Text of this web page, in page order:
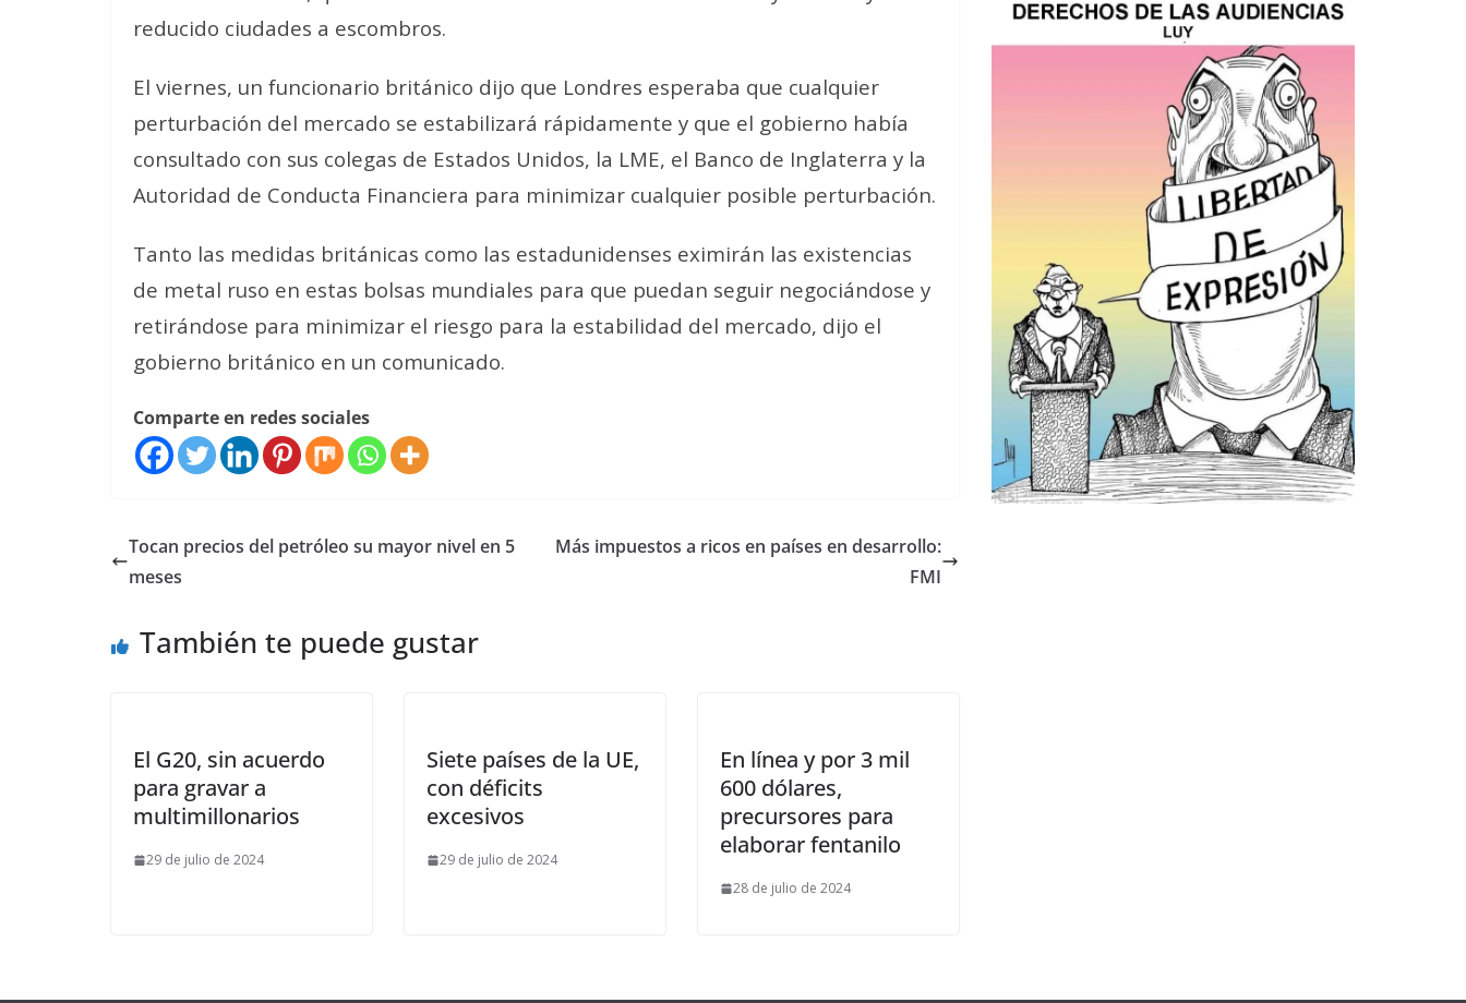
reducido ciudades a escombros.
El viernes, un funcionario británico dijo que Londres esperaba que cualquier
perturbación del mercado se estabilizará rápidamente y que el gobierno había
consultado con sus colegas de Estados Unidos, la LME, el Banco de Inglaterra y la
Autoridad de Conducta Financiera para minimizar cualquier posible perturbación.
Tanto las medidas británicas como las estadunidenses eximirán las existencias
de metal ruso en estas bolsas mundiales para que puedan seguir negociándose y
retirándose para minimizar el riesgo para la estabilidad del mercado, dijo el
gobierno británico en un comunicado.
Comparte en redes sociales
Tocan precios del petróleo su mayor nivel en 5
meses
Más impuestos a ricos en países en desarrollo:
FMI
También te puede gustar
El G20, sin acuerdo
para gravar a
multimillonarios
29 de julio de 2024
Siete países de la UE,
con déficits
excesivos
29 de julio de 2024
En línea y por 3 mil
600 dólares,
precursores para
elaborar fentanilo
28 de julio de 2024